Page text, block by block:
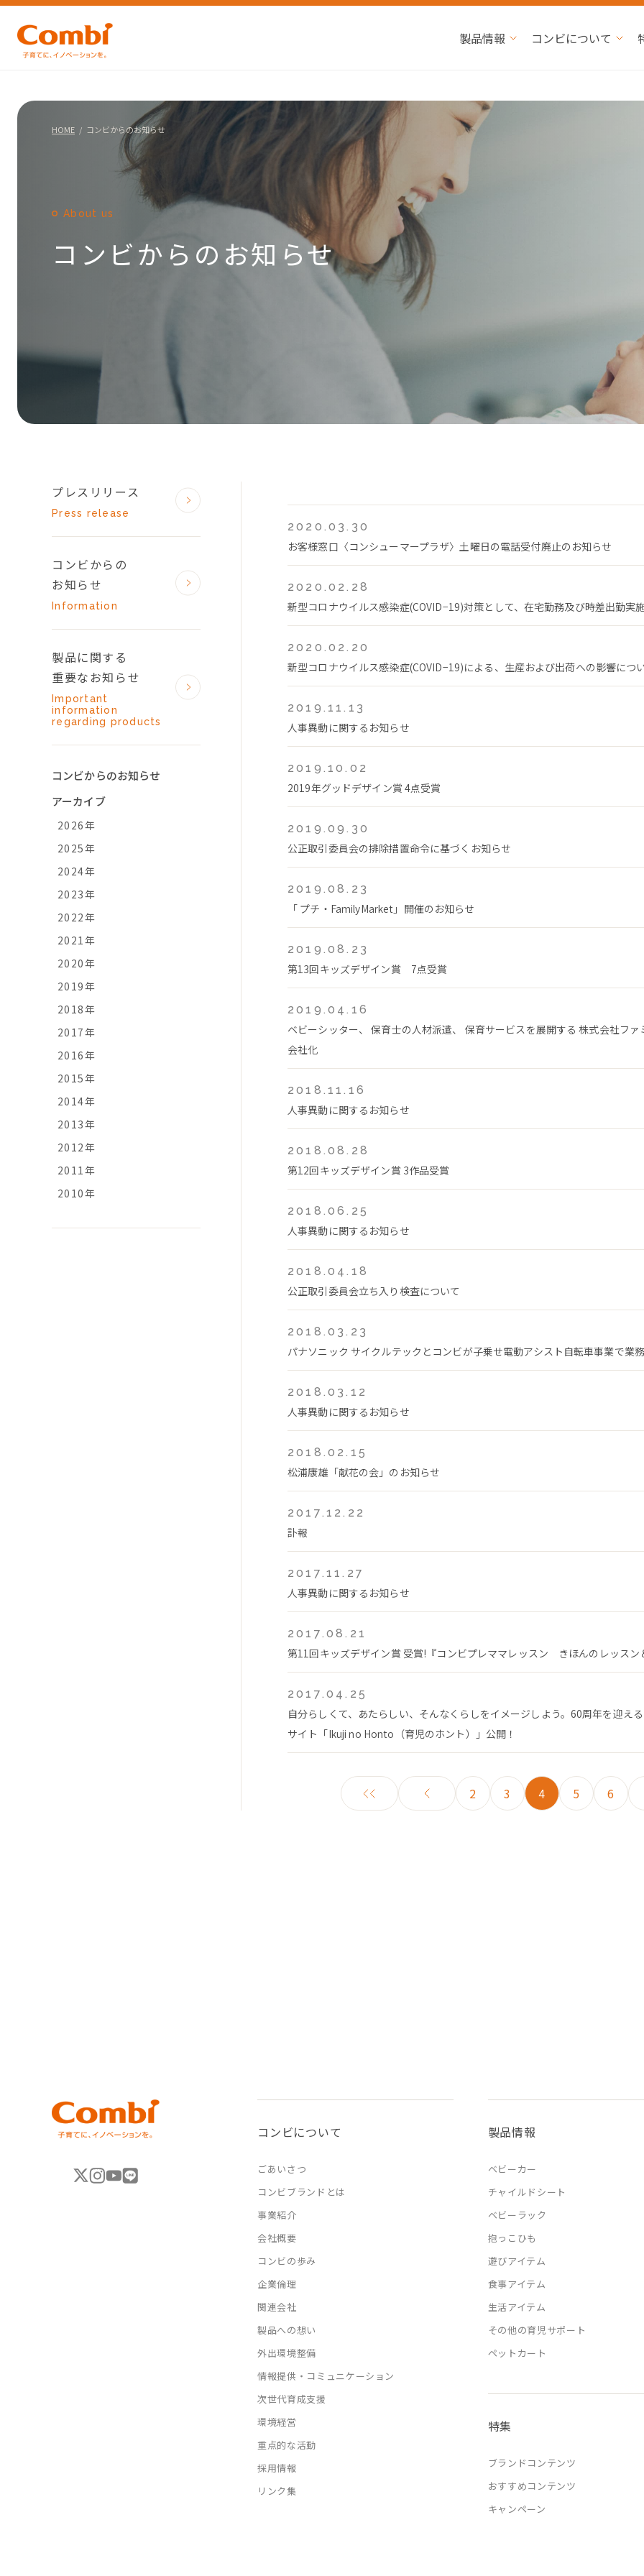
製品情報 コンビについて
HOME コンビからのお知らせ
About us
コンビからのお知らせ
2020.03.30
お客様窓口〈コンシューマープラザ〉土曜日の電話受付廃止のお知らせ
2020.02.28
新型コロナウイルス感染症(COVID−19)対策として、在宅勤務及び時差出勤実
2020.02.20
新型コロナウイルス感染症(COVID−19)による、生産および出荷への影響につ
2019.11.13
人事異動に関するお知らせ
2019.10.02
2019年グッドデザイン賞 4点受賞
2019.09.30
公正取引委員会の排除措置命令に基づくお知らせ
2019.08.23
「 プチ・FamilyMarket」開催のお知らせ
2019.08.23
第13回キッズデザイン賞 7点受賞
2019.04.16
ベビーシッター、 保育士の人材派遣、 保育サービスを展開する 株式会社フ
会社化
2018.11.16
人事異動に関するお知らせ
2018.08.28
第12回キッズデザイン賞 3作品受賞
2018.06.25
人事異動に関するお知らせ
2018.04.18
公正取引委員会立ち入り検査について
2018.03.23
パナソニック サイクルテックとコンビが子乗せ電動アシスト自転車事業で業
2018.03.12
人事異動に関するお知らせ
2018.02.15
松浦康雄「献花の会」のお知らせ
2017.12.22
訃報
2017.11.27
人事異動に関するお知らせ
2017.08.21
第11回キッズデザイン賞 受賞!『コンビプレママレッスン きほんのレッスン
2017.04.25
自分らしくて、あたらしい、そんなくらしをイメージしよう。60周年を迎え
サイト「Ikuji no Honto（育児のホント）」公開！
2 3 4 5 6
プレスリリース
Press release
コンビからの
お知らせ
Information
製品に関する
重要なお知らせ
Important
information
regarding products
コンビからのお知らせ
アーカイブ
2026年
2025年
2024年
2023年
2022年
2021年
2020年
2019年
2018年
2017年
2016年
2015年
2014年
2013年
2012年
2011年
2010年
コンビについて
ごあいさつ
コンビブランドとは
事業紹介
会社概要
コンビの歩み
企業倫理
関連会社
製品への想い
外出環境整備
情報提供・コミュニケーション
次世代育成支援
環境経営
重点的な活動
採用情報
リンク集
製品情報
ベビーカー
チャイルドシート
ベビーラック
抱っこひも
遊びアイテム
食事アイテム
生活アイテム
その他の育児サポート
ペットカート
特集
ブランドコンテンツ
おすすめコンテンツ
キャンペーン